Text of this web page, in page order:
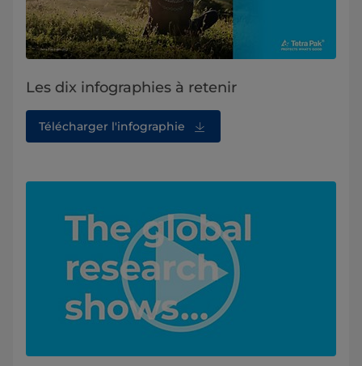
Les dix infographies à retenir
Télécharger l'infographie